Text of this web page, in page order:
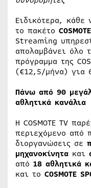
Ειδικότερα, κάθε
το πακέτο COSMOTE
Streaming
απολαμβάνει όλο
πρόγραμμα της
(€12,5/μήνα) για
Πάνω από 90
αθλητικά κανάλια
Η COSMOTE TV
περιεχόμενο από
διοργανώσεις σε
μηχανοκίνητα και
από 18 αθλητικά
και το COSMOTE